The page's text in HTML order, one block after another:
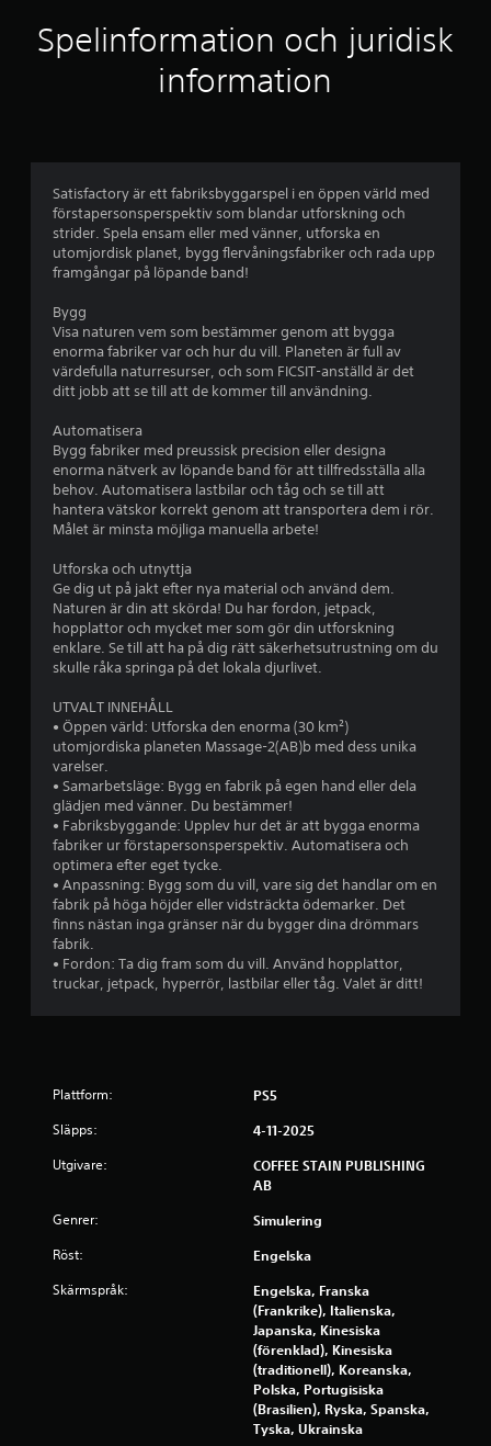
l
b
g
4
.
s
ä
r
n
o
r
a
b
a
t
Spelinformation och juridisk
information
Satisfactory är ett fabriksbyggarspel i en öppen värld med
förstapersonsperspektiv som blandar utforskning och
strider. Spela ensam eller med vänner, utforska en
utomjordisk planet, bygg flervåningsfabriker och rada upp
framgångar på löpande band!
Bygg
Visa naturen vem som bestämmer genom att bygga
enorma fabriker var och hur du vill. Planeten är full av
värdefulla naturresurser, och som FICSIT-anställd är det
ditt jobb att se till att de kommer till användning.
Automatisera
Bygg fabriker med preussisk precision eller designa
enorma nätverk av löpande band för att tillfredsställa alla
behov. Automatisera lastbilar och tåg och se till att
hantera vätskor korrekt genom att transportera dem i rör.
Målet är minsta möjliga manuella arbete!
Utforska och utnyttja
Ge dig ut på jakt efter nya material och använd dem.
Naturen är din att skörda! Du har fordon, jetpack,
hopplattor och mycket mer som gör din utforskning
enklare. Se till att ha på dig rätt säkerhetsutrustning om du
skulle råka springa på det lokala djurlivet.
UTVALT INNEHÅLL
• Öppen värld: Utforska den enorma (30 km²)
utomjordiska planeten Massage-2(AB)b med dess unika
varelser.
• Samarbetsläge: Bygg en fabrik på egen hand eller dela
glädjen med vänner. Du bestämmer!
• Fabriksbyggande: Upplev hur det är att bygga enorma
fabriker ur förstapersonsperspektiv. Automatisera och
optimera efter eget tycke.
• Anpassning: Bygg som du vill, vare sig det handlar om en
fabrik på höga höjder eller vidsträckta ödemarker. Det
finns nästan inga gränser när du bygger dina drömmars
fabrik.
• Fordon: Ta dig fram som du vill. Använd hopplattor,
truckar, jetpack, hyperrör, lastbilar eller tåg. Valet är ditt!
Plattform: PS5
Släpps: 4-11-2025
Utgivare:
COFFEE STAIN PUBLISHING
AB
Genrer: Simulering
Röst: Engelska
Skärmspråk:
Engelska, Franska
(Frankrike), Italienska,
Japanska, Kinesiska
(förenklad), Kinesiska
(traditionell), Koreanska,
Polska, Portugisiska
(Brasilien), Ryska, Spanska,
Tyska, Ukrainska